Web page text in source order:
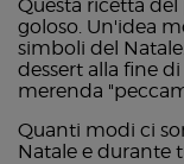
Questa ricetta
goloso. ​Un'idea
simboli del
dessert alla fine
merenda
Quanti modi ci
Natale e durante